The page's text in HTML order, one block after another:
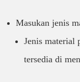
Masukan jenis
Jenis material
tersedia di